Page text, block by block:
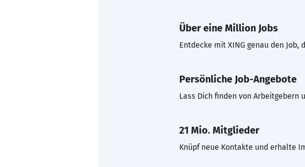
Über eine Million Jobs
Entdecke mit XING genau den Job,
Persönliche Job-Angebote
Lass Dich finden von Arbeitgebern
21 Mio. Mitglieder
Knüpf neue Kontakte und erhalte